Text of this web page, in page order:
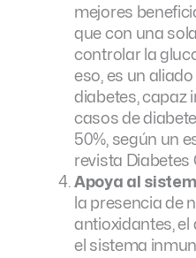
mejores
que con una
controlar la
eso, es un
diabetes, capaz
casos de
50%, según un
revista Diabetes
Apoya al
la presencia de
antioxidantes, el
el sistema